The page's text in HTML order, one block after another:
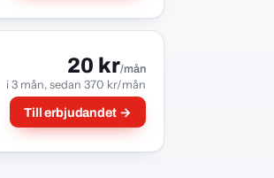
20 kr/mån
i 3 mån, sedan 370 kr/mån
Till erbjudandet →